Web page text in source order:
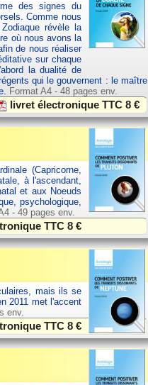
des signes du
Comme nous
révèle la
où nous avons la
de nous réaliser
sur chaque
la dualité de
qui le gouvernent : le maître
Format A4 - 48 pages env.
livret électronique TTC8 €
(Capricorne,
à l'ascendant,
et aux Noeuds
psychologique,
- 49 pages env.
TTC8 €
mais ils se
2011 met l'accent
env.
TTC8 €